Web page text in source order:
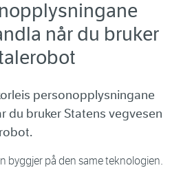
når du bruker
personopplysningane
du bruker Statens vegvesen
byggjer på den same teknologien.